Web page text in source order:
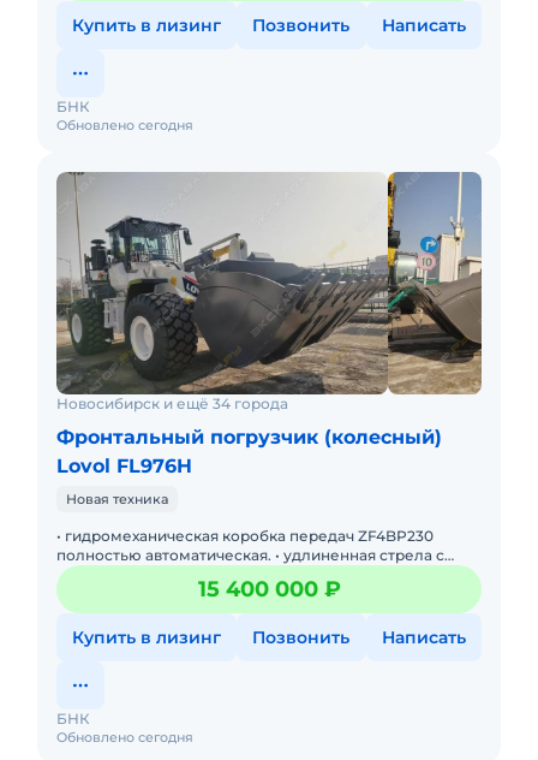
Купить в лизинг Позвонить Написать
Обновлено сегодня
БНК
Новосибирск и ещё 34 города
Фронтальный погрузчик (колесный)
Lovol FL976H
Новая техника
• гидромеханическая коробка передач ZF4BP230
полностью автоматическая. • удлиненная стрела с
высотой выгрузки 3510 мм (под углом 45гр по нижнюю
часть
15 400 000 ₽
Купить в лизинг Позвонить Написать
Обновлено сегодня
БНК